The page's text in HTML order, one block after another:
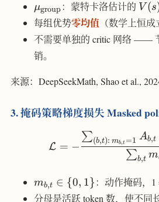
\mu_{\text{group}}
μgroup ：蒙特卡洛估计的 V(s)
V (s
每组优势零均值 （数学上恒
不需要单独的 critic 网络 ——
销。
来源：DeepSeekMath, Shao et al.,
3. 掩码策略梯度损失 Masked
L = −
∑b,t m
∑(b,t): mb,t =1 Ab,t
m_{b,t}
\in \
mb,t ∈ {0, 1}：动作掩码，1
分母是活跃 token 数，使不同